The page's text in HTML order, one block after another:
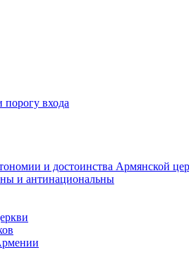
входа
и достоинства Армянской
и антинациональны